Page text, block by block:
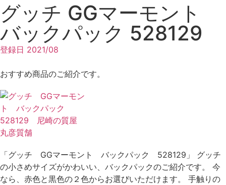
グッチ GGマーモント
バックパック 528129
登録日 2021/08
おすすめ商品のご紹介です。
「グッチ GGマーモント バックパック 528129」 グッチ
の小さめサイズがかわいい、バックパックのご紹介です。 今
なら、赤色と黒色の２色からお選びいただけます。 手触りの